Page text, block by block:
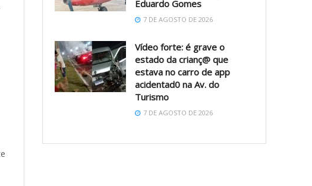
Eduardo Gomes
7 DE AGOSTO DE 2026
Vídeo forte: é grave o
estado da crianç@ que
estava no carro de app
acidentad0 na Av. do
Turismo
7 DE AGOSTO DE 2026